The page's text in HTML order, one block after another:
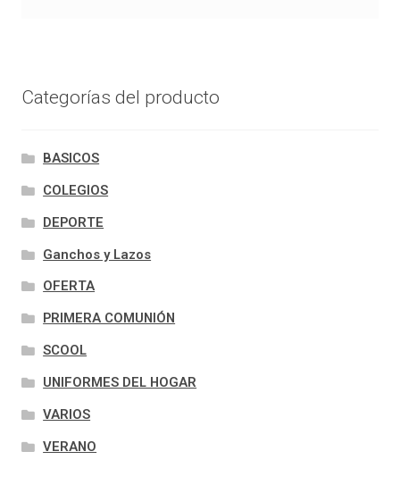
Categorías del producto
BASICOS
COLEGIOS
DEPORTE
Ganchos y Lazos
OFERTA
PRIMERA COMUNIÓN
SCOOL
UNIFORMES DEL HOGAR
VARIOS
VERANO